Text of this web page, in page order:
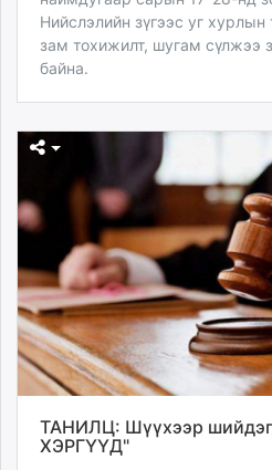
Нийслэлийн зүгээс уг
зам тохижилт, шугам сүлжээ
байна.
ТАНИЛЦ: Шүүхээр
ХЭРГҮҮД"